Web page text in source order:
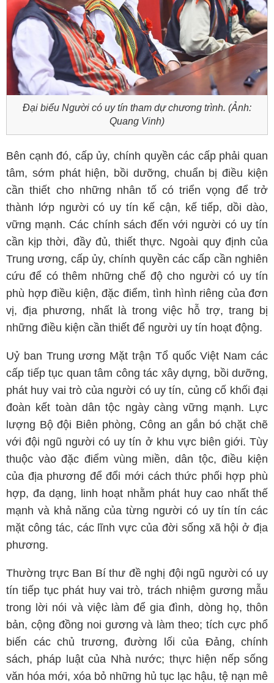
Đại biểu Người có uy tín tham dự chương trình. (Ảnh:
Quang Vinh)
Bên cạnh đó, cấp ủy, chính quyền các cấp phải quan
tâm, sớm phát hiện, bồi dưỡng, chuẩn bị điều kiện
cần thiết cho những nhân tố có triển vọng để trở
thành lớp người có uy tín kế cận, kế tiếp, dồi dào,
vững mạnh. Các chính sách đến với người có uy tín
cần kịp thời, đầy đủ, thiết thực. Ngoài quy định của
Trung ương, cấp ủy, chính quyền các cấp cần nghiên
cứu để có thêm những chế độ cho người có uy tín
phù hợp điều kiện, đặc điểm, tình hình riêng của đơn
vị, địa phương, nhất là trong việc hỗ trợ, trang bị
những điều kiện cần thiết để người uy tín hoạt động.
Uỷ ban Trung ương Mặt trận Tổ quốc Việt Nam các
cấp tiếp tục quan tâm công tác xây dựng, bồi dưỡng,
phát huy vai trò của người có uy tín, củng cố khối đại
đoàn kết toàn dân tộc ngày càng vững mạnh. Lực
lượng Bộ đội Biên phòng, Công an gắn bó chặt chẽ
với đội ngũ người có uy tín ở khu vực biên giới. Tùy
thuộc vào đặc điểm vùng miền, dân tộc, điều kiện
của địa phương để đổi mới cách thức phối hợp phù
hợp, đa dạng, linh hoạt nhằm phát huy cao nhất thế
mạnh và khả năng của từng người có uy tín tín các
mặt công tác, các lĩnh vực của đời sống xã hội ở địa
phương.
Thường trực Ban Bí thư đề nghị đội ngũ người có uy
tín tiếp tục phát huy vai trò, trách nhiệm gương mẫu
trong lời nói và việc làm để gia đình, dòng họ, thôn
bản, cộng đồng noi gương và làm theo; tích cực phổ
biến các chủ trương, đường lối của Đảng, chính
sách, pháp luật của Nhà nước; thực hiện nếp sống
văn hóa mới, xóa bỏ những hủ tục lạc hậu, tệ nạn mê